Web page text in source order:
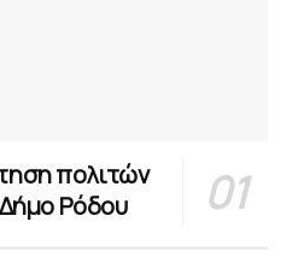
πολιτών
Ρόδου